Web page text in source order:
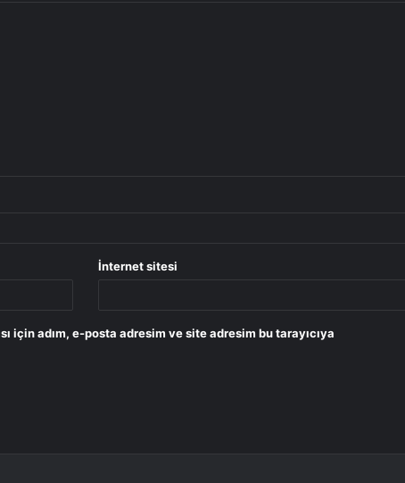
İnternet sitesi
için adım, e-posta adresim ve site adresim bu tarayıcıya